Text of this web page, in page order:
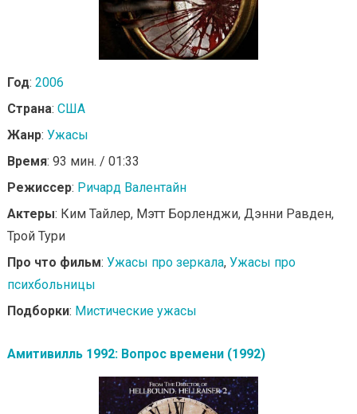
Год: 2006
Страна: США
Жанр: Ужасы
Время: 93 мин. / 01:33
Режиссер: Ричард Валентайн
Актеры: Ким Тайлер, Мэтт Борленджи, Дэнни Равден,
Трой Тури
Про что фильм: Ужасы про зеркала, Ужасы про
психбольницы
Подборки: Мистические ужасы
Амитивилль 1992: Вопрос времени (1992)